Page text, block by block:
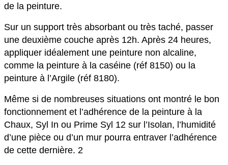
de la peinture.
Sur un support très absorbant ou très taché, passer
une deuxième couche après 12h. Après 24 heures,
appliquer idéalement une peinture non alcaline,
comme la peinture à la caséine (réf 8150) ou la
peinture à l’Argile (réf 8180).
Même si de nombreuses situations ont montré le bon
fonctionnement et l’adhérence de la peinture à la
Chaux, Syl In ou Prime Syl 12 sur l’Isolan, l’humidité
d’une pièce ou d’un mur pourra entraver l’adhérence
de cette dernière. 2